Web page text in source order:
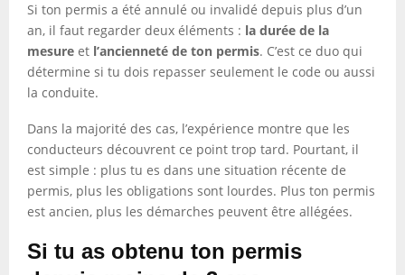
Si ton permis a été annulé ou invalidé depuis plus d’un
an, il faut regarder deux éléments : la durée de la
mesure et l’ancienneté de ton permis. C’est ce duo qui
détermine si tu dois repasser seulement le code ou aussi
la conduite.
Dans la majorité des cas, l’expérience montre que les
conducteurs découvrent ce point trop tard. Pourtant, il
est simple : plus tu es dans une situation récente de
permis, plus les obligations sont lourdes. Plus ton permis
est ancien, plus les démarches peuvent être allégées.
Si tu as obtenu ton permis